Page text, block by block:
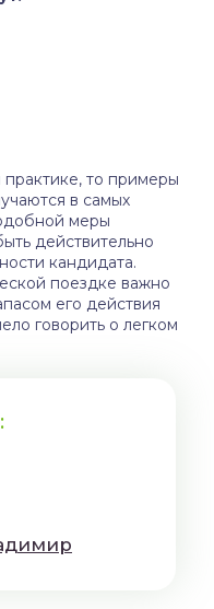
то примеры
в самых
меры
действительно
кандидата.
поездке важно
его действия
говорить о легком